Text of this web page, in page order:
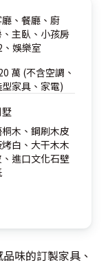
、餐廳、廚
主臥、小孩房
、娛樂室
萬 (不含空調、
家具、家電)
桐木、鋼刷木皮
白、大干木木
進口文化石壁
味的訂製家具、